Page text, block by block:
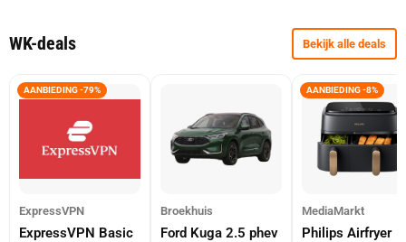
WK-deals Bekijk alle deals
AANBIEDING -79%
ExpressVPN
ExpressVPN Basic
Broekhuis
Ford Kuga 2.5 phev
AANBIEDING -8%
MediaMarkt
Philips Airfryer